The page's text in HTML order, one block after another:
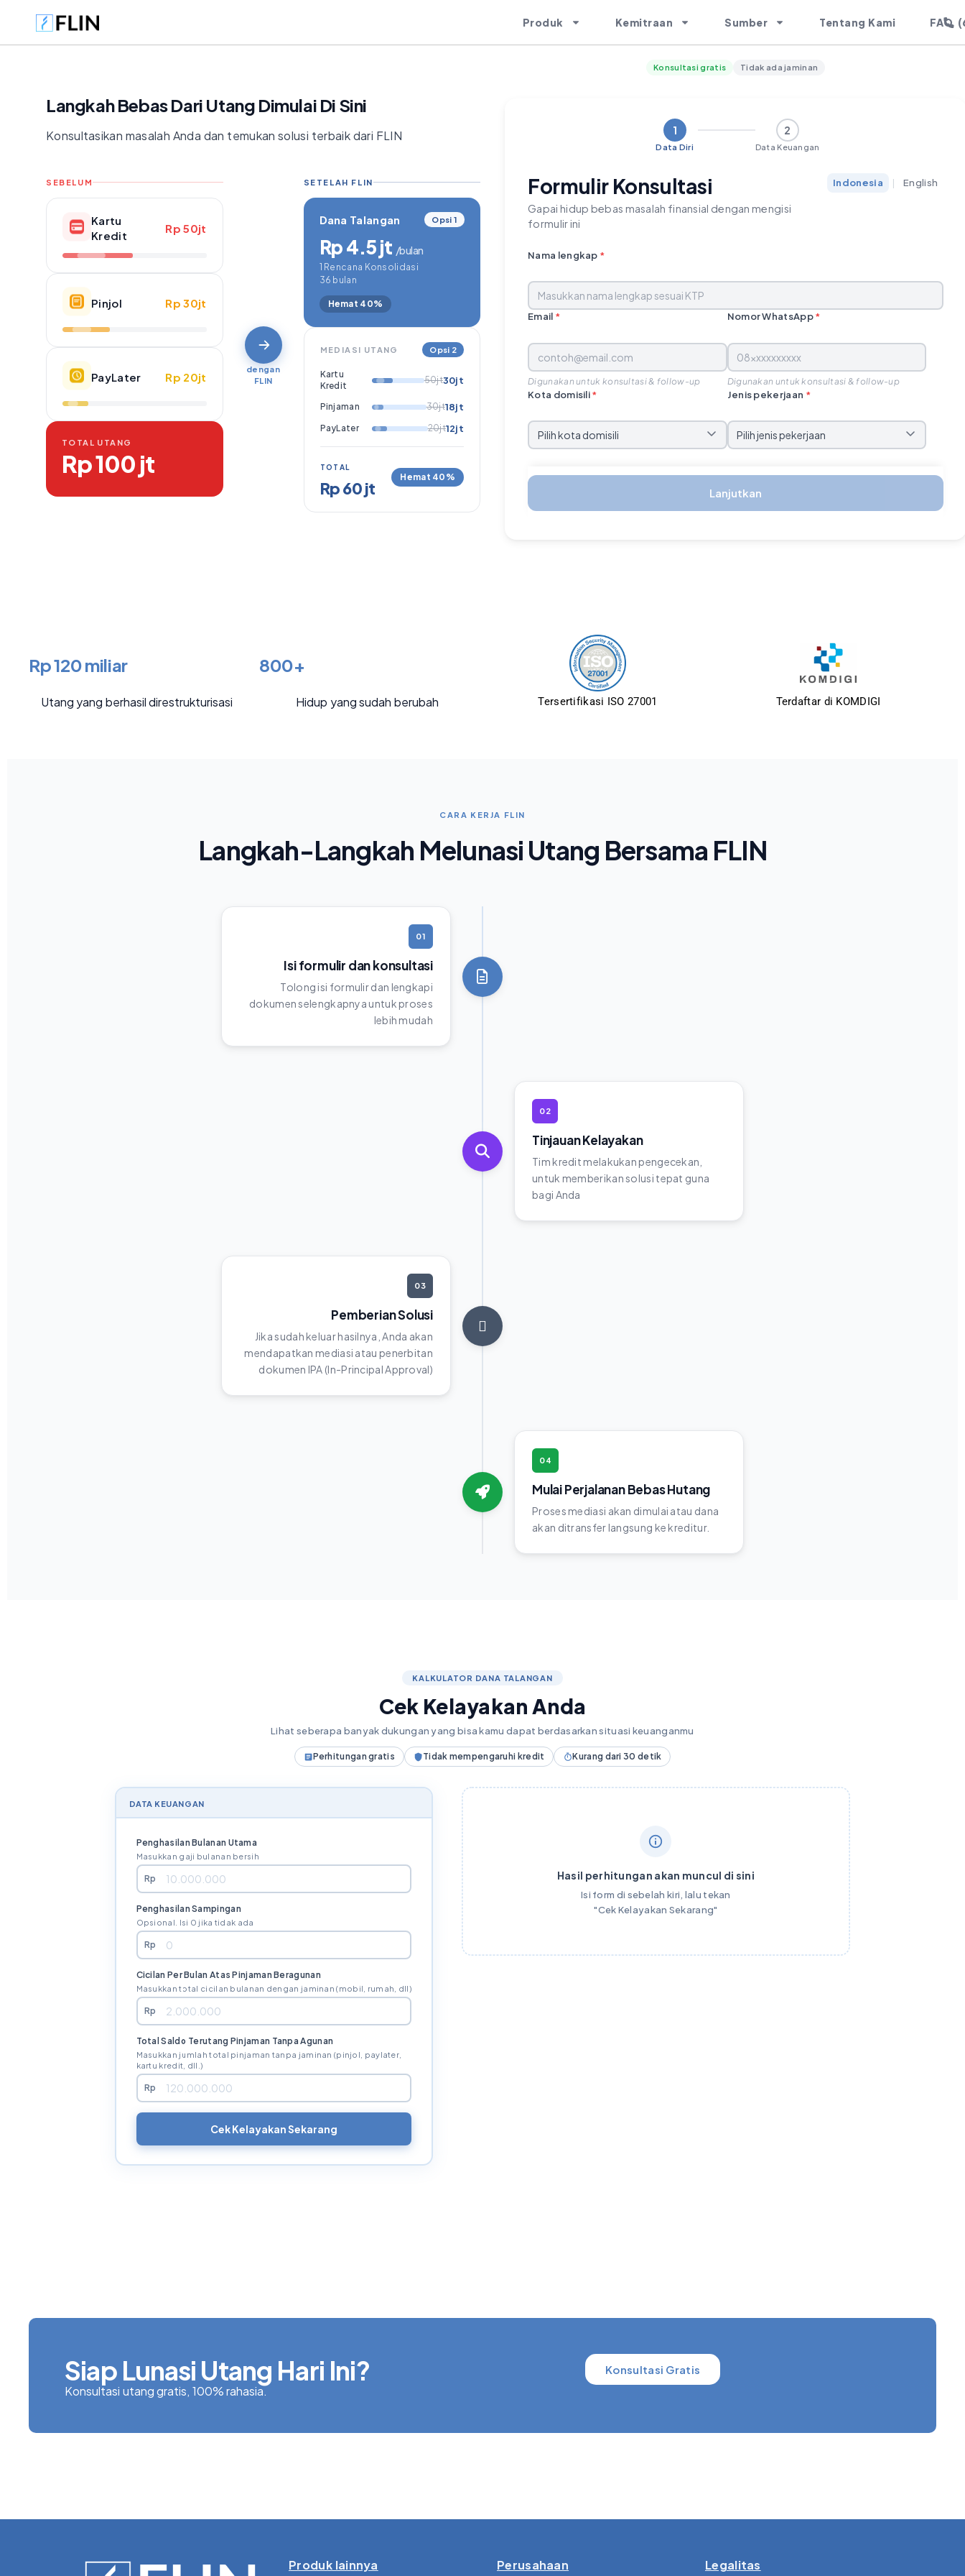
Produk Kemitraan Sumber Tentang Kami FAQ
Langkah Bebas Dari Utang Dimulai Di Sini
Konsultasikan masalah Anda dan temukan solusi terbaik dari FLIN
SEBELUM
Kartu
Kredit
Rp 50jt
Pinjol Rp 30jt
PayLater Rp 20jt
TOTAL UTANG
Rp 100 jt
dengan
FLIN
SETELAH FLIN
Dana Talangan Opsi 1
Rp 4.5 jt /bulan
1 Rencana Konsolidasi
36 bulan
Hemat 40%
MEDIASI UTANG Opsi 2
Kartu
Kredit
50jt30jt
Pinjaman 30jt18jt
PayLater 20jt12jt
TOTAL
Rp 60 jt
Hemat 40%
Konsultasi gratis Tidak ada jaminan
1
Data Diri
2
Data Keuangan
Formulir Konsultasi
Gapai hidup bebas masalah finansial dengan mengisi
formulir ini
Indonesia | English
Nama lengkap *
Email *
Digunakan untuk konsultasi & follow-up
Nomor WhatsApp*
Digunakan untuk konsultasi & follow-up
Kota domisili* Jenis pekerjaan *
Lanjutkan
Rp 120 miliar
Utang yang berhasil direstrukturisasi
800+
Hidup yang sudah berubah Tersertifikasi ISO 27001 Terdaftar di KOMDIGI
CARA KERJA FLIN
Langkah-Langkah Melunasi Utang Bersama FLIN
01
Isi formulir dan konsultasi
Tolong isi formulir dan lengkapi
dokumen selengkapnya untuk proses
lebih mudah
02
Tinjauan Kelayakan
Tim kredit melakukan pengecekan,
untuk memberikan solusi tepat guna
bagi Anda
03
Pemberian Solusi
Jika sudah keluar hasilnya, Anda akan
mendapatkan mediasi atau penerbitan
dokumen IPA (In-Principal Approval)
04
Mulai Perjalanan Bebas Hutang
Proses mediasi akan dimulai atau dana
akan ditransfer langsung ke kreditur.
KALKULATOR DANA TALANGAN
Cek Kelayakan Anda
Lihat seberapa banyak dukungan yang bisa kamu dapat berdasarkan situasi keuanganmu
Perhitungan gratis Tidak mempengaruhi kredit Kurang dari 30 detik
DATA KEUANGAN
Penghasilan Bulanan Utama
Masukkan gaji bulanan bersih
Rp
Penghasilan Sampingan
Opsional. Isi 0 jika tidak ada
Rp
Cicilan Per Bulan Atas Pinjaman Beragunan
Masukkan total cicilan bulanan dengan jaminan (mobil, rumah, dll)
Rp
Total Saldo Terutang Pinjaman Tanpa Agunan
Masukkan jumlah total pinjaman tanpa jaminan (pinjol, paylater,
kartu kredit, dll.)
Rp
Cek Kelayakan Sekarang
Hasil perhitungan akan muncul di sini
Isi form di sebelah kiri, lalu tekan
"Cek Kelayakan Sekarang"
Siap Lunasi Utang Hari Ini?
Konsultasi utang gratis, 100% rahasia.
Konsultasi Gratis
Produk lainnya Perusahaan Legalitas